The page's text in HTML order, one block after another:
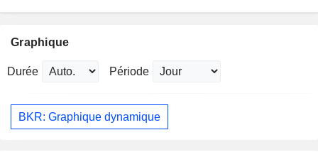
Graphique
Durée Période
BKR: Graphique dynamique